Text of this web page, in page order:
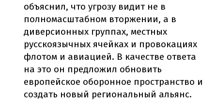
объяснил, что угрозу видит не в
полномасштабном вторжении, а в
диверсионных группах, местных
русскоязычных ячейках и провокациях
флотом и авиацией. В качестве ответа
на это он предложил обновить
европейское оборонное пространство и
создать новый региональный альянс.